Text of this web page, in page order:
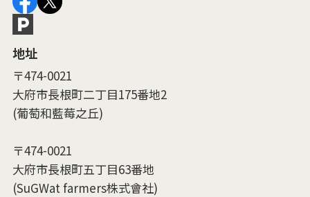
地址
〒474-0021
大府市長根町二丁目175番地2
(葡萄和藍莓之丘)
〒474-0021
大府市長根町五丁目63番地
(SuGWat farmers株式會社)